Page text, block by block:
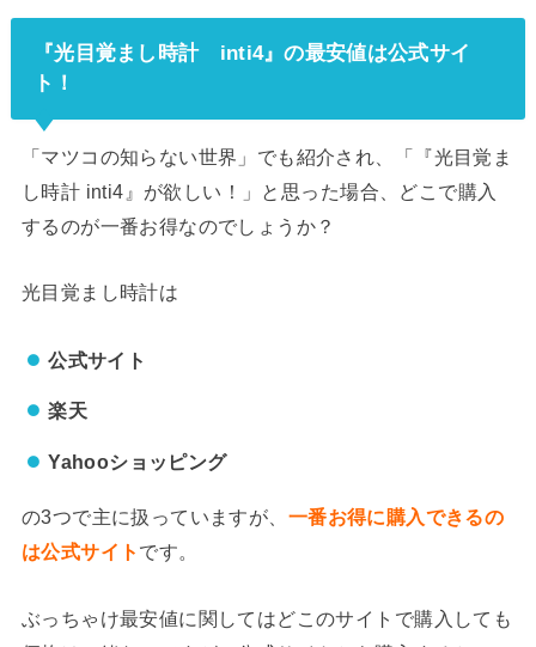
『光目覚まし時計 inti4』の最安値は公式サイ
ト！
「マツコの知らない世界」でも紹介され、「『光目覚ま
し時計 inti4』が欲しい！」と思った場合、どこで購入
するのが一番お得なのでしょうか？
光目覚まし時計は
公式サイト
楽天
Yahooショッピング
の3つで主に扱っていますが、 一番お得に購入できるの
は公式サイト です。
ぶっちゃけ最安値に関してはどこのサイトで購入しても